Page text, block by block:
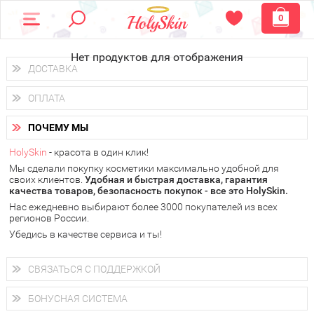
0
Нет продуктов для отображения
ДОСТАВКА
Доставка осуществляетсяпо всем городам России.
Вы можете выбрать доставку курьером, Почтой России или
получить заказ в пунктах выдачи PickPoint или пункте
самовывоза.
В 20 городах России доставка осуществляется ужена
следующий день.
у Вас всегда есть возможность получитьбесплатную
доставку от HolySkin.
подробнее об условиях доставки и оплаты в Вашем городе
ОПЛАТА
Вы можете оплатить свой заказ любым удобным способом:
наличными деньгами (
через интернет-банк (Альфа-банк, Сбербанк) и другими
электронными способами.
ПОЧЕМУ МЫ
HolySkin - красота в один клик!
Мы сделали покупку косметики максимально удобной для
своих клиентов. Удобная и быстрая доставка, гарантия
качества товаров, безопасность покупок - все это HolySkin.
Нас ежедневно выбирают более 3000 покупателей из всех
регионов России.
Убедись в качестве сервиса и ты!
СВЯЗАТЬСЯ С ПОДДЕРЖКОЙ
+7 (800) 707-24-55
Мы будем рады ответить на все Ваши вопросы по работе
магазина, проконсультировать по товарам, рассказать о
БОНУСНАЯ СИСТЕМА